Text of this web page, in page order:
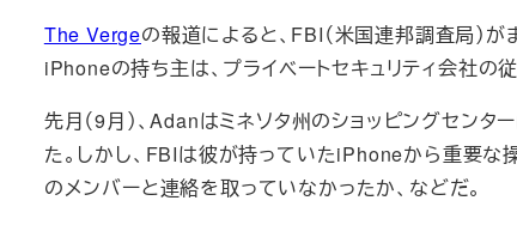
The Vergeの報道によると、FBI（米国連邦調査局）
iPhoneの持ち主は、プライベートセキュリティ会社の
先月（9月）、Adanはミネソタ州のショッピングセン
た。しかし、FBIは彼が持っていたiPhoneから重要な
のメンバーと連絡を取っていなかったか、などだ。